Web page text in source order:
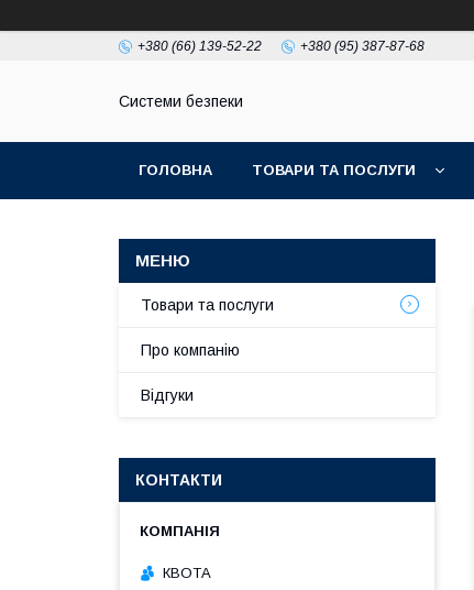
+380 (66) 139-52-22 +380 (95) 387-87-68
Системи безпеки
ГОЛОВНА ТОВАРИ ТА ПОСЛУГИ
Товари та послуги
Про компанію
Відгуки
КОНТАКТИ
КВОТА